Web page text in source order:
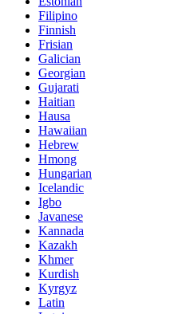
Filipino
Finnish
Frisian
Galician
Georgian
Gujarati
Haitian
Hausa
Hawaiian
Hebrew
Hmong
Hungarian
Icelandic
Igbo
Javanese
Kannada
Kazakh
Khmer
Kurdish
Kyrgyz
Latin